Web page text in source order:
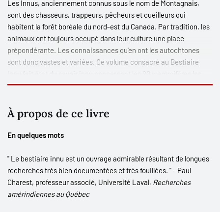
Les Innus, anciennement connus sous le nom de Montagnais,
sont des chasseurs, trappeurs, pêcheurs et cueilleurs qui
habitent la forêt boréale du nord-est du Canada. Par tradition, les
animaux ont toujours occupé dans leur culture une place
prépondérante. Les connaissances qu'en ont les autochtones
sont donc vastes et variées. Ce volume consacré au Bestiaire
plus connus, de l'ours noir et du caribou jusqu'aux diverses
chien et bien d'autres. Des dizaines d'hommes et de femmes ont
été interviewés sur les animaux depuis plus de vingt-cinq ans. A
ces sources orales s'ajoutent des données provenant
biologistes et même d'aventuriers ayant parcouru à travers le
temps le Nord québécois.
À propos de ce livre
En quelques mots
" Le bestiaire innu est un ouvrage admirable résultant de longues
recherches très bien documentées et très fouillées. " - Paul
Charest, professeur associé, Université Laval, Recherches
amérindiennes au Québec